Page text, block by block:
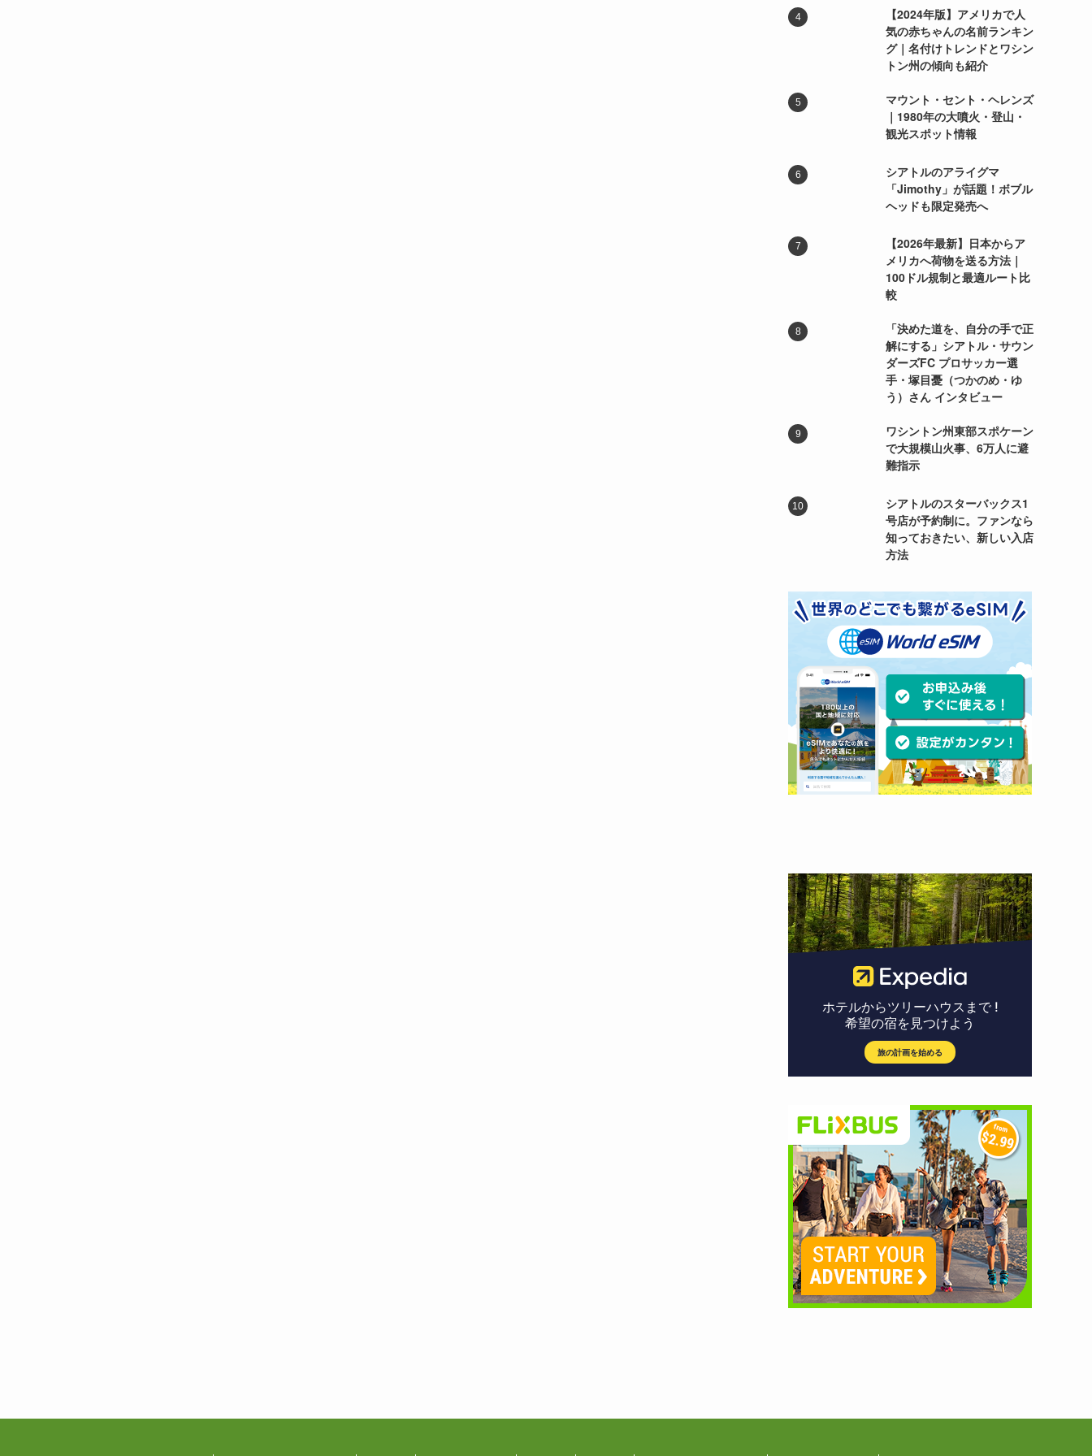
【2024年版】アメリカで人
気の赤ちゃんの名前ランキン
グ｜名付けトレンドとワシン
トン州の傾向も紹介
マウント・セント・ヘレンズ
｜1980年の大噴火・登山・
観光スポット情報
シアトルのアライグマ
「Jimothy」が話題！ボブル
ヘッドも限定発売へ
【2026年最新】日本からア
メリカへ荷物を送る方法｜
100ドル規制と最適ルート比
較
「決めた道を、自分の手で正
解にする」シアトル・サウン
ダーズFC プロサッカー選
手・塚目憂（つかのめ・ゆ
う）さん インタビュー
ワシントン州東部スポケーン
で大規模山火事、6万人に避
難指示
シアトルのスターバックス1
号店が予約制に。ファンなら
知っておきたい、新しい入店
方法